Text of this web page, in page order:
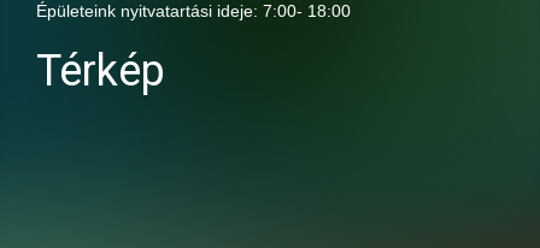
Épületeink nyitvatartási ideje: 7:00- 18:00
Térkép